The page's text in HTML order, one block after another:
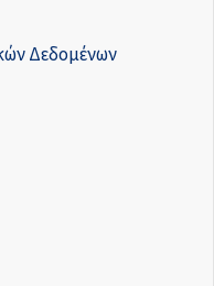
Δεδομένων